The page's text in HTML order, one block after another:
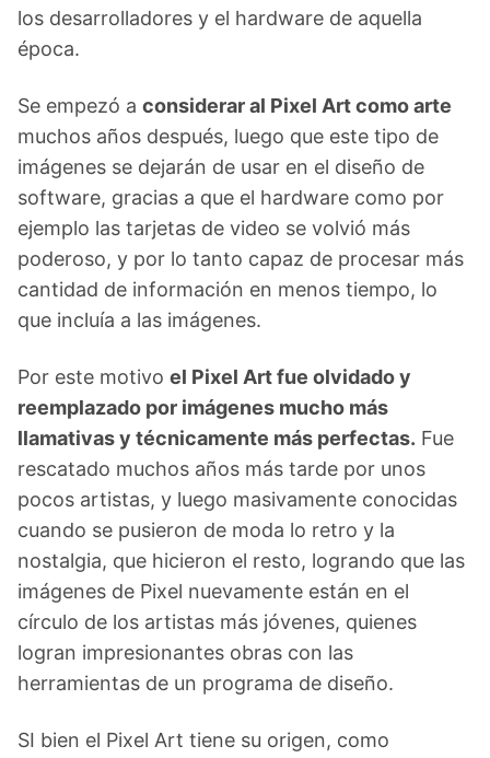
los desarrolladores y el hardware de aquella
época.
Se empezó a considerar al Pixel Art como arte
muchos años después, luego que este tipo de
imágenes se dejarán de usar en el diseño de
software, gracias a que el hardware como por
ejemplo las tarjetas de video se volvió más
poderoso, y por lo tanto capaz de procesar más
cantidad de información en menos tiempo, lo
que incluía a las imágenes.
Por este motivo el Pixel Art fue olvidado y
reemplazado por imágenes mucho más
llamativas y técnicamente más perfectas. Fue
rescatado muchos años más tarde por unos
pocos artistas, y luego masivamente conocidas
cuando se pusieron de moda lo retro y la
nostalgia, que hicieron el resto, logrando que las
imágenes de Pixel nuevamente están en el
círculo de los artistas más jóvenes, quienes
logran impresionantes obras con las
herramientas de un programa de diseño.
SI bien el Pixel Art tiene su origen, como